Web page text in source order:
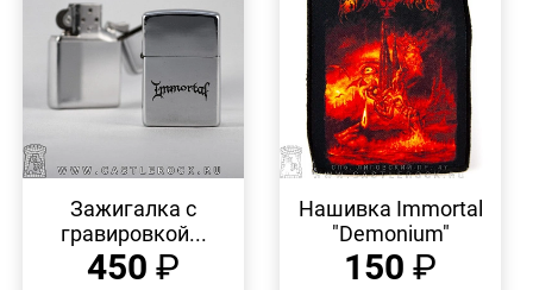
ПРОСМОТР
Зажигалка с
гравировкой...
450 ₽
ПРОСМОТР
Нашивка Immortal
"Demonium"
150 ₽